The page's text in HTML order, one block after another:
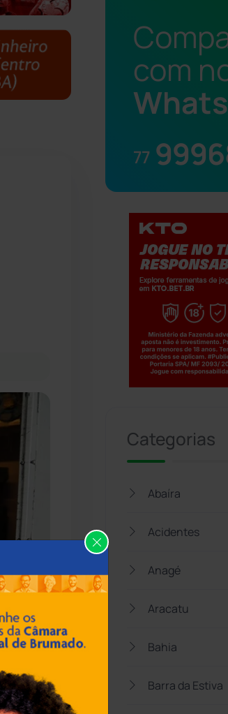
com
77
Categorias
Abaíra
Acidentes
Anagé
Aracatu
Bahia
Barra da Estiva